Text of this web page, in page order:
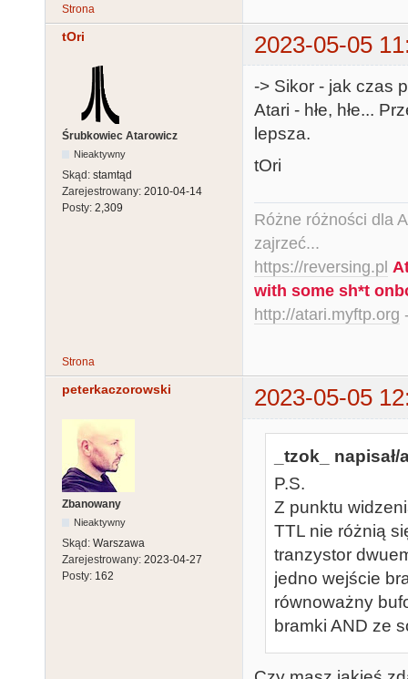
Strona
tOri 2023-05-05
Śrubkowiec Atarowicz
Nieaktywny
Skąd: stamtąd
Zarejestrowany: 2010-04-14
Posty: 2,309
-> Sikor - jak czas
Atari - hłe, hłe...
lepsza.
tOri
Różne różności dla
zajrzeć...
https://reversing.pl
with some sh*t
http://atari.myftp.org
Strona
peterkaczorowski 2023-05-05
Zbanowany
Nieaktywny
Skąd: Warszawa
Zarejestrowany: 2023-04-27
Posty: 162
_tzok_ napisał/
P.S.
Z punktu
TTL nie różnią
tranzystor
jedno wejście
równoważny
bramki AND ze